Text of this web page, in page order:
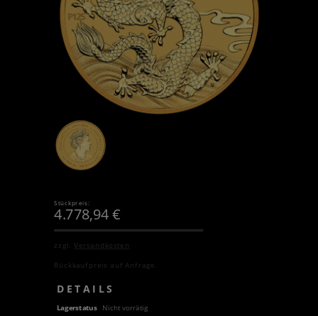
Stückpreis:
4.778,94€
zzgl.Versandkosten
Rückkaufpreis auf Anfrage.
DETAILS
Lagerstatus
Nicht vorrätig